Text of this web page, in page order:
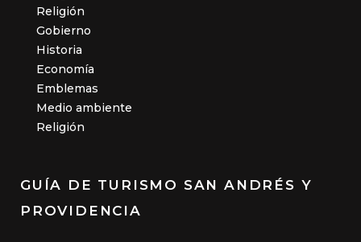
Religión
Gobierno
Historia
Economía
Emblemas
Medio ambiente
Religión
GUÍA DE TURISMO SAN ANDRÉS Y
PROVIDENCIA